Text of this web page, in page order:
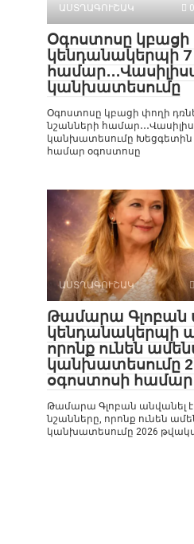
ԱՍՏՂԱԳՈՒՇԱԿ
0
Օգոստոսը կբացի
կենդանակերպի 7
կանխատեսումը
Օգոստոսը կբացի փողի
նշանների
կանխատեսումը Խեցգետին
համար օգոստոսը
ԱՍՏՂԱԳՈՒՇԱԿ
Թամարա Գլոբան
կենդանակերպի
որոնք ունեն
կանխատեսումը
օգոստոսի
Թամարա Գլոբան անվանել
նշանները, որոնք ունեն
կանխատեսումը 2026